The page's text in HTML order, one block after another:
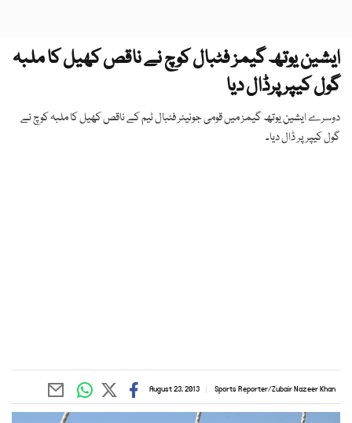
ایشین یوتھ گیمز فٹبال کوچ نے ناقص کھیل کا ملبہ
گول کیپر پرڈال دیا
دوسرے ایشین یوتھ گیمز میں قومی جونیئر فٹبال ٹیم کے ناقص کھیل کا ملبہ کوچ نے
گول کیپر پر ڈال دیا۔
Sports Reporter/Zubair Nazeer Khan
August 23, 2013